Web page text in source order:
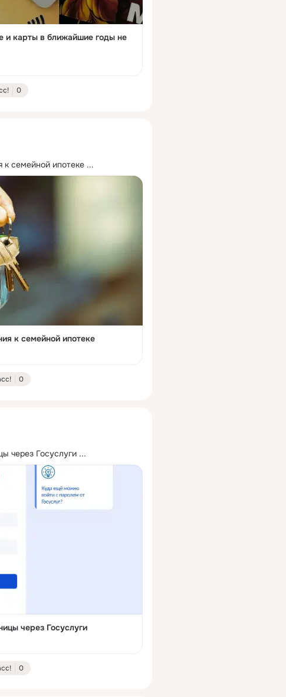
и карты в ближайшие годы не
0
к семейной ипотеке ...
к семейной ипотеке
0
через Госуслуги ...
через Госуслуги
0